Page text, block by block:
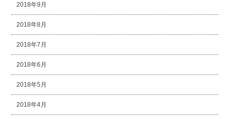
2018年9月
2018年8月
2018年7月
2018年6月
2018年5月
2018年4月